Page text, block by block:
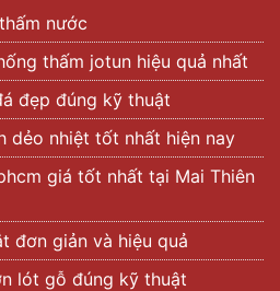
nước
thấm jotun hiệu quả nhất
đẹp đúng kỹ thuật
dẻo nhiệt tốt nhất hiện nay
giá tốt nhất tại Mai Thiên
đơn giản và hiệu quả
lót gỗ đúng kỹ thuật